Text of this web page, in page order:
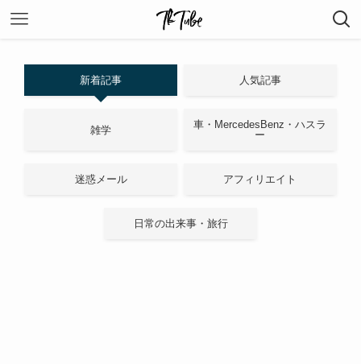
新着記事 人気記事
雑学
車・MercedesBenz・ハスラ
ー
迷惑メール アフィリエイト
日常の出来事・旅行